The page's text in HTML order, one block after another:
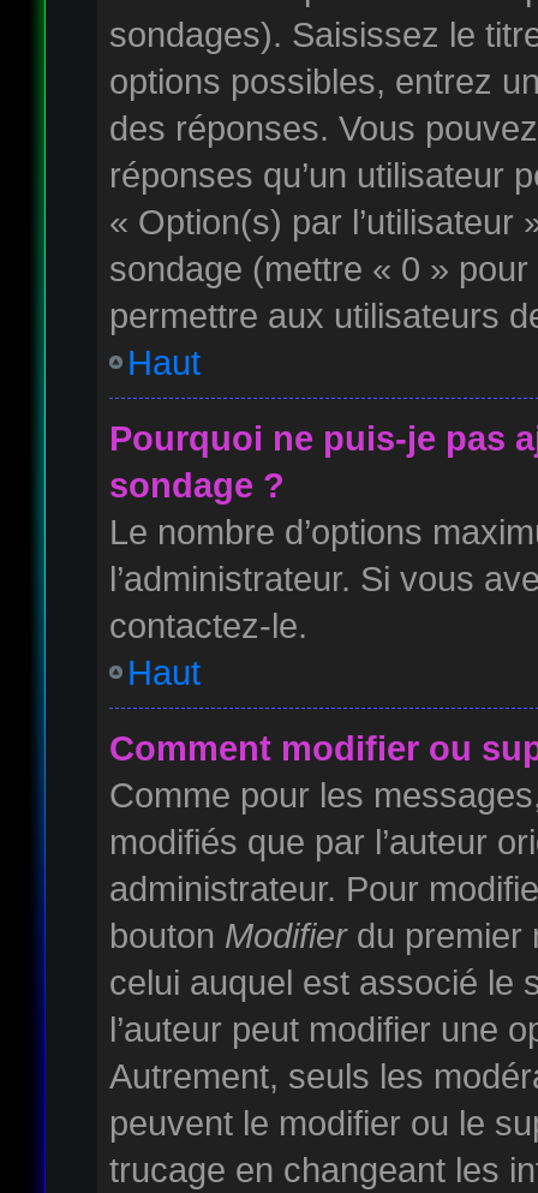
sondages). Saisissez le
options possibles, entrez
des réponses. Vous
réponses qu’un utilisateur
« Option(s) par l’utilisateur
sondage (mettre « 0 »
permettre aux utilisateurs
Haut
Pourquoi ne puis-je pas
sondage ?
Le nombre d’options
l’administrateur. Si vous
contactez-le.
Haut
Comment modifier ou
Comme pour les
modifiés que par l’auteur
administrateur. Pour
bouton Modifierdu premier
celui auquel est associé le
l’auteur peut modifier une
Autrement, seuls les
peuvent le modifier ou le
trucage en changeant les